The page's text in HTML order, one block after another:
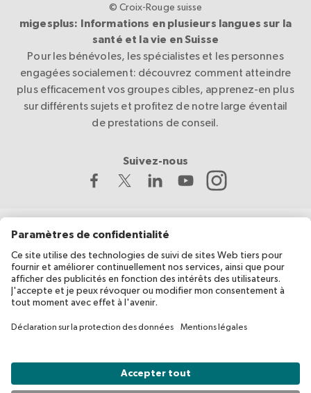
© Croix-Rouge suisse
migesplus: Informations en plusieurs langues sur la
santé et la vie en Suisse
Pour les bénévoles, les spécialistes et les personnes
engagées socialement: découvrez comment atteindre
plus efficacement vos groupes cibles, apprenez-en plus
sur différents sujets et profitez de notre large éventail
de prestations de conseil.
Suivez-nous
La Croix-Rouge suisse développe et coordonne migesplus,
avec le soutien financier de l’Office fédéral de la santé publique